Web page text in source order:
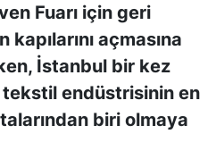
Fuarı için geri
kapılarını açmasına
İstanbul bir kez
endüstrisinin en
biri olmaya